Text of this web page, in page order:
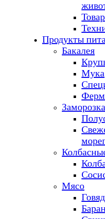
Продукты
Бакалея
Мука
Заморозка
Мясо